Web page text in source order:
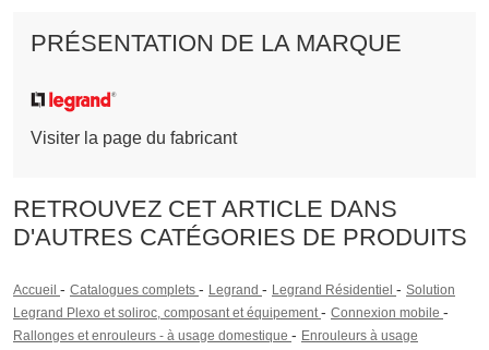
PRÉSENTATION DE LA MARQUE
Visiter la page du fabricant
RETROUVEZ CET ARTICLE DANS
D'AUTRES CATÉGORIES DE PRODUITS
Accueil - Catalogues complets - Legrand - Legrand Résidentiel - Solution
Legrand Plexo et soliroc, composant et équipement- Connexion mobile -
Rallonges et enrouleurs - à usage domestique - Enrouleurs à usage